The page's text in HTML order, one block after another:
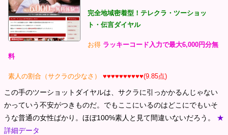
完全地域密着型！テレクラ・ツーショッ
ト・伝言ダイヤル
お得 ラッキーコード入力で最大6,000円分無
料
素人の割合（サクラの少なさ） ♥♥♥♥♥♥♥♥♥♥(9.85点)
この手のツーショットダイヤルは、サクラに引っかかるんじゃない
かっていう不安がつきものだ。でもここにいるのはどこにでもいそ
うな普通の女性ばかり。ほぼ100%素人と見て間違いないだろう。 ★
詳細データ